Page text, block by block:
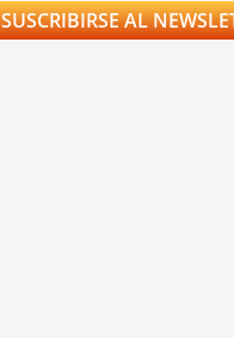
SUSCRIBIRSE AL